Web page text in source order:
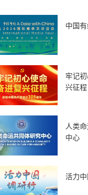
中国
牢记
兴征程
人类
中心
活力